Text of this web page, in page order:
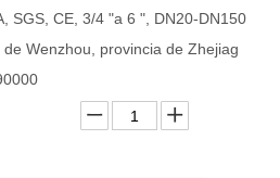
SGS, CE, 3/4 "a 6 ", DN20-DN150
de Wenzhou, provincia de Zhejiag